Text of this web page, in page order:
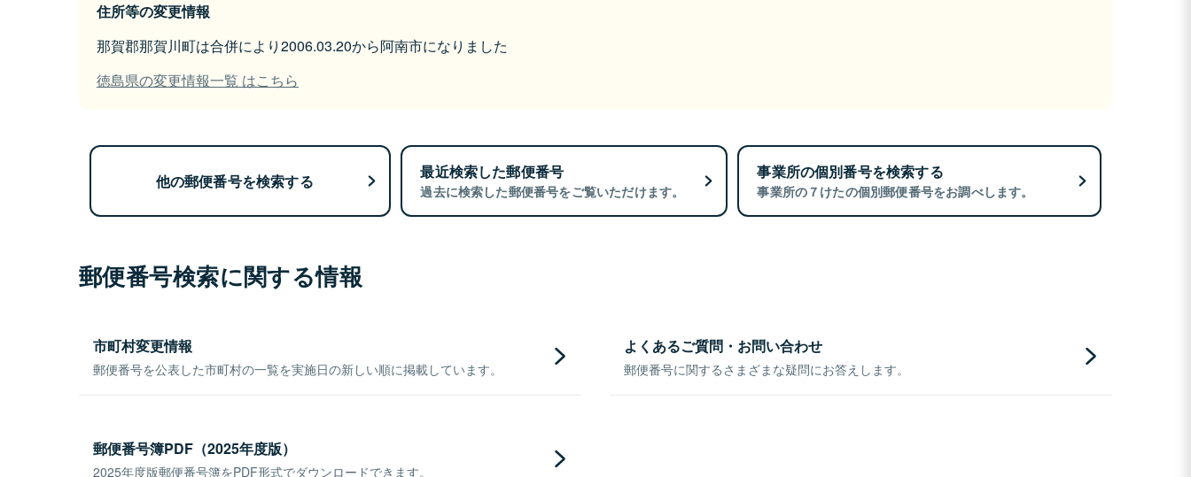
住所等の変更情報
那賀郡那賀川町は合併により2006.03.20から阿南市になりました
徳島県の変更情報一覧 はこちら
他の郵便番号を検索する 最近検索した郵便番号
過去に検索した郵便番号をご覧いただけます。
事業所の個別番号を検索する
事業所の７けたの個別郵便番号をお調べします。
郵便番号検索に関する情報
市町村変更情報
郵便番号を公表した市町村の一覧を実施日の新しい順に掲載しています。
よくあるご質問・お問い合わせ
郵便番号に関するさまざまな疑問にお答えします。
郵便番号簿PDF（2025年度版）
2025年度版郵便番号簿をPDF形式でダウンロードできます。